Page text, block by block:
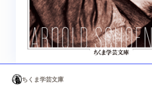
ちくま学芸文庫